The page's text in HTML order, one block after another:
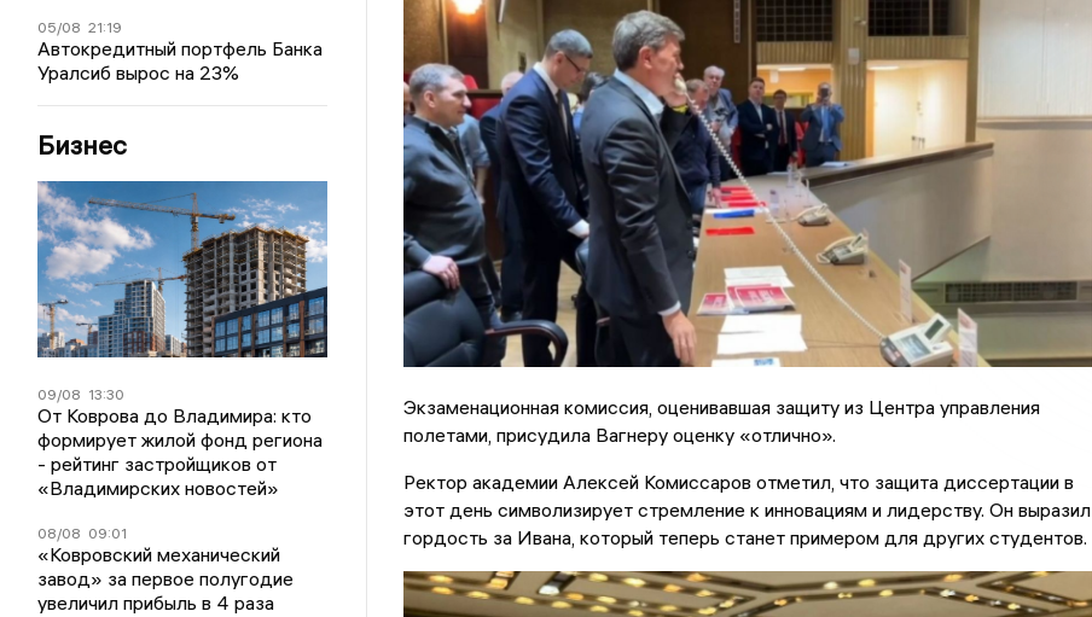
05/08 21:19
Автокредитный портфель Банка
Уралсиб вырос на 23%
Бизнес
09/08 13:30
От Коврова до Владимира: кто
формирует жилой фонд региона
- рейтинг застройщиков от
«Владимирских новостей»
08/08 09:01
«Ковровский механический
завод» за первое полугодие
увеличил прибыль в 4 раза
Экзаменационная комиссия, оценивавшая защиту из Центра управления
полетами, присудила Вагнеру оценку «отлично».
Ректор академии Алексей Комиссаров отметил, что защита диссертации в
этот день символизирует стремление к инновациям и лидерству. Он выразил
гордость за Ивана, который теперь станет примером для других студентов.